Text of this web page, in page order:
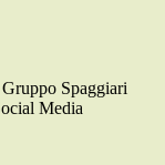
Spaggiari
Media